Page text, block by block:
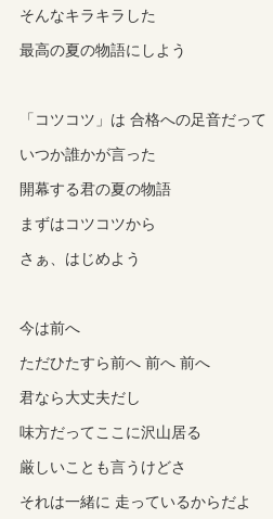
そんなキラキラした
最高の夏の物語にしよう
「コツコツ」は 合格への足音だって
いつか誰かが言った
開幕する君の夏の物語
まずはコツコツから
さぁ、はじめよう
今は前へ
ただひたすら前へ 前へ 前へ
君なら大丈夫だし
味方だってここに沢山居る
厳しいことも言うけどさ
それは一緒に 走っているからだよ